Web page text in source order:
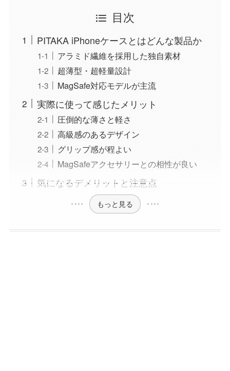
目次
PITAKA iPhoneケースとはどんな製品か
アラミド繊維を採用した独自素材
超薄型・超軽量設計
MagSafe対応モデルが主流
実際に使って感じたメリット
圧倒的な薄さと軽さ
高級感のあるデザイン
グリップ感が程よい
MagSafeアクセサリーとの相性が良い
気になるデメリットと注意点
もっと見る